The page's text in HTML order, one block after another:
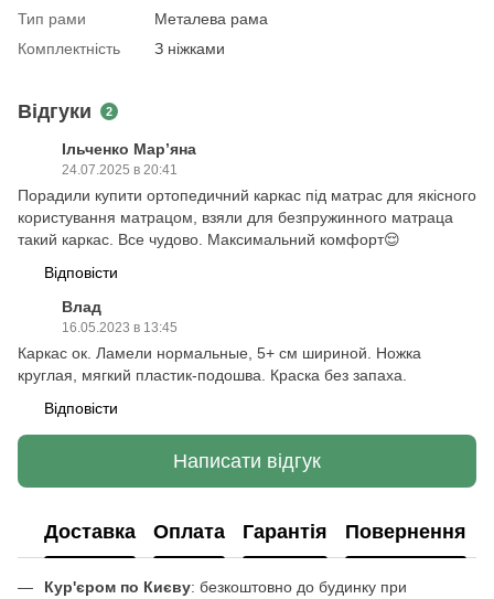
Тип рами
Металева рама
Комплектність
З ніжками
Відгуки 2
Ільченко Марʼяна
24.07.2025 в 20:41
Порадили купити ортопедичний каркас під матрас для якісного
користування матрацом, взяли для безпружинного матраца
такий каркас. Все чудово. Максимальний комфорт😌
Відповісти
Влад
16.05.2023 в 13:45
Каркас ок. Ламели нормальные, 5+ см шириной. Ножка
круглая, мягкий пластик-подошва. Краска без запаха.
Відповісти
Написати відгук
Доставка Оплата Гарантія Повернення
Кур'єром по Києву: безкоштовно до будинку при